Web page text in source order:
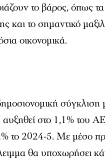
το βάρος, όπως
και το σημαντικό
οικονομικά.
σύγκλιση
αυξηθεί στο 1,1% του
το 2024-5. Με μέσο
θα υποχωρήσει